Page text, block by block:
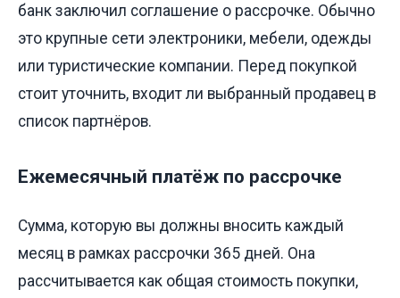
банк заключил соглашение о рассрочке. Обычно
это крупные сети электроники, мебели, одежды
или туристические компании. Перед покупкой
стоит уточнить, входит ли выбранный продавец в
список партнёров.
Ежемесячный платёж по рассрочке
Сумма, которую вы должны вносить каждый
месяц в рамках рассрочки 365 дней. Она
рассчитывается как общая стоимость покупки,